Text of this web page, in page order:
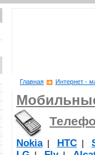
Главная Интернет -
Nokia| НТС |